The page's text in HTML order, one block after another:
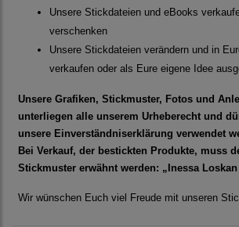
Unsere Stickdateien und eBooks
verschenken
Unsere Stickdateien verändern und in
verkaufen oder als Eure eigene Idee
Unsere Grafiken, Stickmuster, Fotos und
unterliegen alle unserem Urheberecht und
unsere Einverständniserklärung verwendet
Bei Verkauf, der bestickten Produkte, muss
Stickmuster erwähnt werden: „Inessa
Wir wünschen Euch viel Freude mit unseren